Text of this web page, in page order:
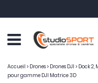
Accueil > Drones> Drones DJI > Dock 2,
pour gamme DJI Matrice 3D